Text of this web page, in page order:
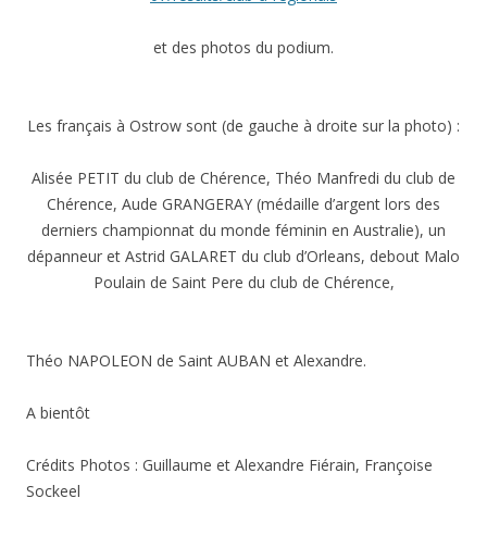
e
i
g
!
et des photos du podium.
Les français à Ostrow sont (de gauche à droite sur la photo) :
Alisée PETIT du club de Chérence, Théo Manfredi du club de
Chérence, Aude GRANGERAY (médaille d’argent lors des
derniers championnat du monde féminin en Australie), un
dépanneur et Astrid GALARET du club d’Orleans, debout Malo
Poulain de Saint Pere du club de Chérence,
Théo NAPOLEON de Saint AUBAN et Alexandre.
A bientôt
Crédits Photos : Guillaume et Alexandre Fiérain, Françoise
Sockeel